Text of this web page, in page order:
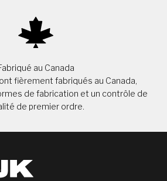
au Canada
fièrement fabriqués au Canada,
de fabrication et un contrôle de
de premier ordre.